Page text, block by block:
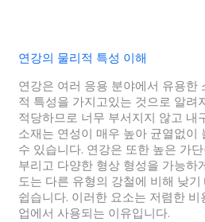
연강의 물리적 특성 이해
연강은 여러 응용 분야에서 유용한
적 특성을 가지고있는 것으로 알려
적당하므로 너무 부서지지 않고 내
소재는 연성이 매우 높아 균열없이
수 있습니다. 연강은 또한 높은 가
부리고 다양한 형상 형성을 가능하
도는 다른 유형의 강철에 비해 낮
쉽습니다. 이러한 요소는 저렴한
업에서 사용되는 이유입니다.